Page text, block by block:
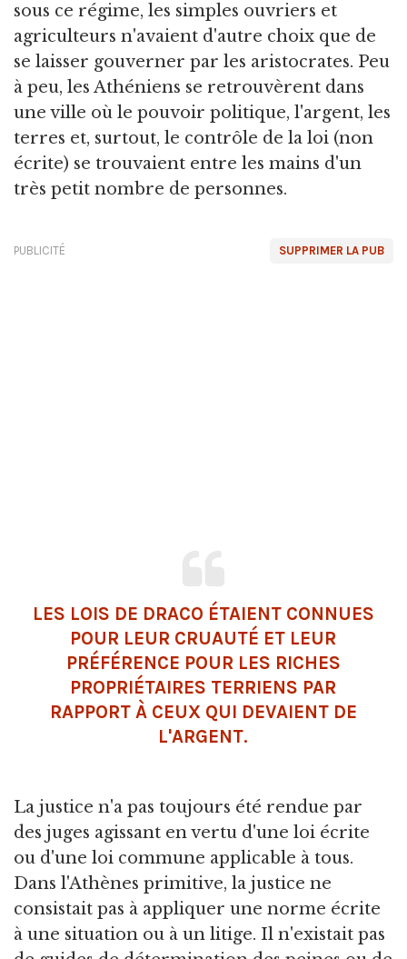
sous ce régime, les simples ouvriers et
agriculteurs n'avaient d'autre choix que de
se laisser gouverner par les aristocrates. Peu
à peu, les Athéniens se retrouvèrent dans
une ville où le pouvoir politique, l'argent, les
terres et, surtout, le contrôle de la loi (non
écrite) se trouvaient entre les mains d'un
très petit nombre de personnes.
SUPPRIMER LA PUB
PUBLICITÉ
LES LOIS DE DRACO ÉTAIENT CONNUES
POUR LEUR CRUAUTÉ ET LEUR
PRÉFÉRENCE POUR LES RICHES
PROPRIÉTAIRES TERRIENS PAR
RAPPORT À CEUX QUI DEVAIENT DE
L'ARGENT.
La justice n'a pas toujours été rendue par
des juges agissant en vertu d'une loi écrite
ou d'une loi commune applicable à tous.
Dans l'Athènes primitive, la justice ne
consistait pas à appliquer une norme écrite
à une situation ou à un litige. Il n'existait pas